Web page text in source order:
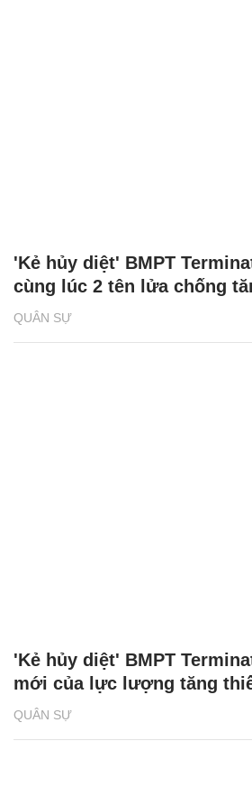
QUÂN SỰ
'Kẻ hủy diệt' BMPT
cùng lúc 2 tên lửa chống
QUÂN SỰ
'Kẻ hủy diệt' BMPT
mới của lực lượng tăng